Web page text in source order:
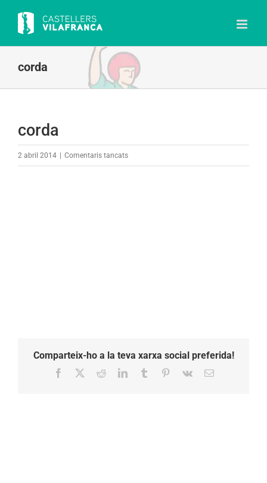
content
corda
corda
2 abril 2014 Comentaris tancatsa
Comparteix-ho a la teva xarxa social preferida!
Facebook RedditLinkedInTumblr Pinterest
Vk Email: